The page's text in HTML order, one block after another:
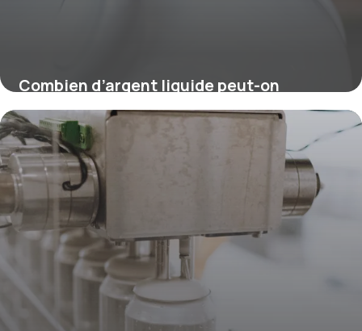
Combien d’argent liquide peut-on
emporter en voyage ?
16 juillet 2026